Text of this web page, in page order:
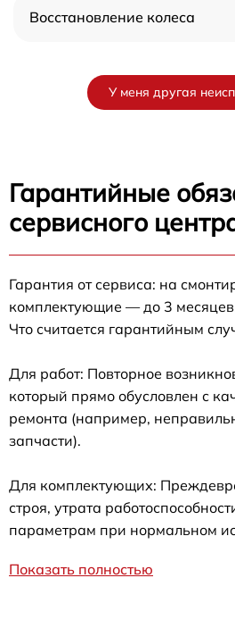
Восстановление колеса
У меня другая
Гарантийные
сервисного
Гарантия от сервиса: на
комплектующие — до 3
Что считается гарантийным
Для работ: Повторное
который прямо обусловлен с
ремонта (например,
запчасти).
Для комплектующих:
строя, утрата
параметрам при нормальном
Показать полностью